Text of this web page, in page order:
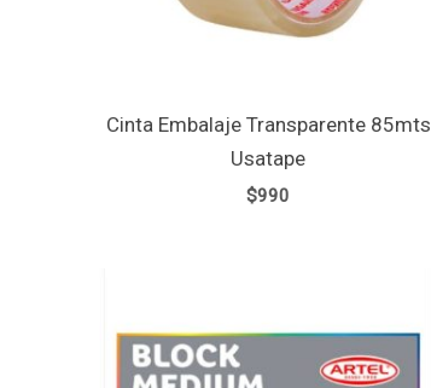
Cinta Embalaje Transparente 85mts
Usatape
$990